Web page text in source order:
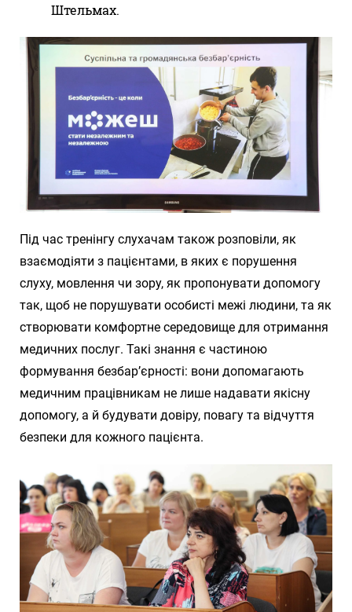
Штельмах.
Під час тренінгу слухачам також розповіли, як
взаємодіяти з пацієнтами, в яких є порушення
слуху, мовлення чи зору, як пропонувати допомогу
так, щоб не порушувати особисті межі людини, та як
створювати комфортне середовище для отримання
медичних послуг. Такі знання є частиною
формування безбар’єрності: вони допомагають
медичним працівникам не лише надавати якісну
допомогу, а й будувати довіру, повагу та відчуття
безпеки для кожного пацієнта.